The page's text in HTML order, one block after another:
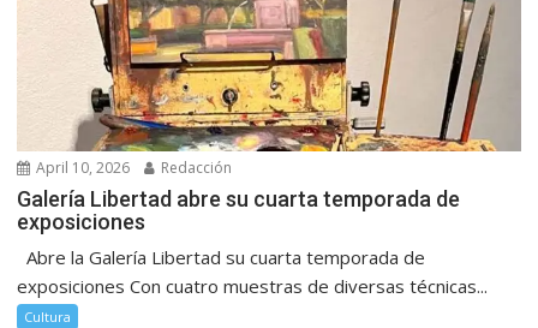
April 10, 2026 Redacción
Galería Libertad abre su cuarta temporada de
exposiciones
Abre la Galería Libertad su cuarta temporada de
exposiciones Con cuatro muestras de diversas técnicas...
Cultura